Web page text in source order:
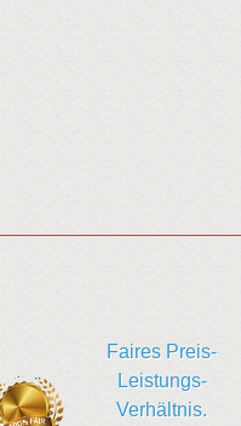
Faires Preis-
Leistungs-
Verhältnis.